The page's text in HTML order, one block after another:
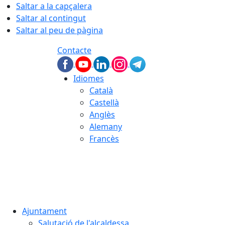
Saltar a la capçalera
Saltar al contingut
Saltar al peu de pàgina
Contacte
Idiomes
Català
Castellà
Anglès
Alemany
Francès
Ajuntament